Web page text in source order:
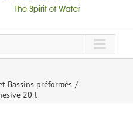
Bassins préformés
20 l